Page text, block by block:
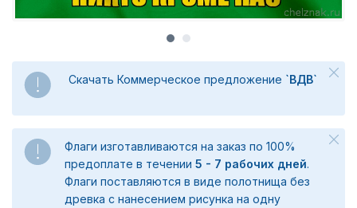
Скачать Коммерческое предложение `ВДВ`
Флаги изготавливаются на заказ по 100%
предоплате в течении 5 - 7 рабочих дней.
Флаги поставляются в виде полотнища без
древка с нанесением рисунка на одну